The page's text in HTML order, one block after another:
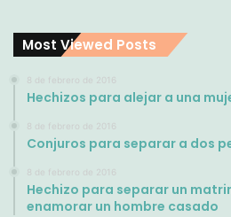
Most Viewed Posts
8 de febrero de 2016
Hechizos para alejar a una
8 de febrero de 2016
Conjuros para separar a dos
8 de febrero de 2016
Hechizo para separar un
enamorar un hombre casado